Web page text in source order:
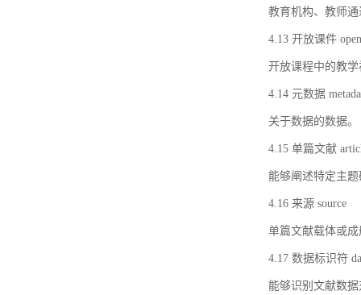
教育机构、教师
4.13 开放课件
开放课程中的教
4.14 元数据
关于数据的数据。
4.15 单篇文献
能够阐述特定主
4.16 来源 source
单篇文献载体或
4.17 数据标识符
能够识别文献数